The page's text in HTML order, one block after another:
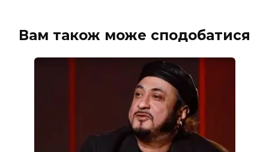
Вам також може сподобатися